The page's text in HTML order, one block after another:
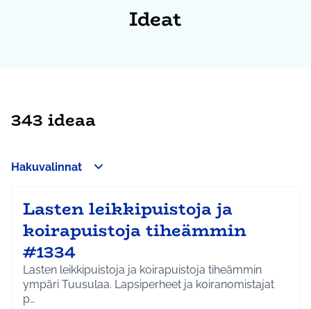
Ideat
343 ideaa
Hakuvalinnat
Lasten leikkipuistoja ja
koirapuistoja tiheämmin
#1334
Lasten leikkipuistoja ja koirapuistoja tiheämmin
ympäri Tuusulaa. Lapsiperheet ja koiranomistajat
p…